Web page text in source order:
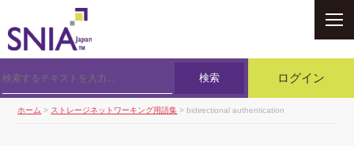
検索 ログイン
ホーム > ストレージネットワーキング用語集 > bidirectional authentication